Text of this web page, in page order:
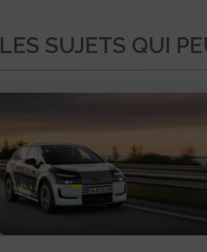
LES SUJETS QUI